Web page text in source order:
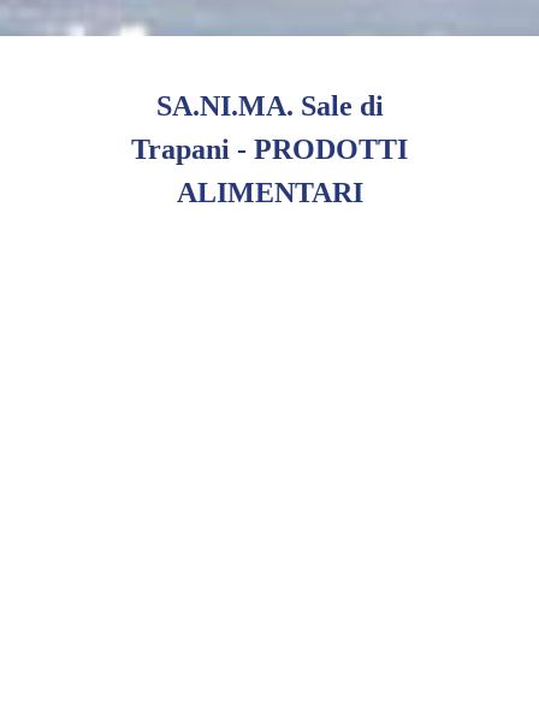
SA.NI.MA. Sale di
Trapani - PRODOTTI
ALIMENTARI